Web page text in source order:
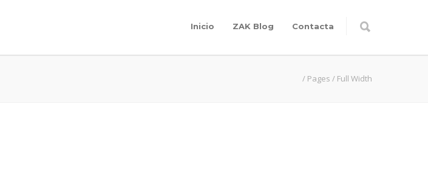
Inicio ZAK Blog Contacta
/ Pages / Full Width